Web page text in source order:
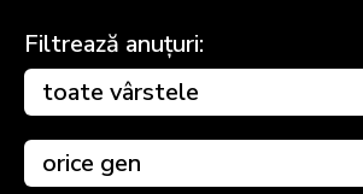
Filtrează anuțuri: